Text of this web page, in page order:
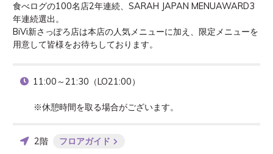
食べログの100名店2年連続、SARAH JAPAN MENUAWARD3
年連続選出。
BiVi新さっぽろ店は本店の人気メニューに加え、限定メニューを
用意して皆様をお待ちしております。
11:00～21:30（LO21:00）
※休憩時間を取る場合がございます。
2階 フロアガイド